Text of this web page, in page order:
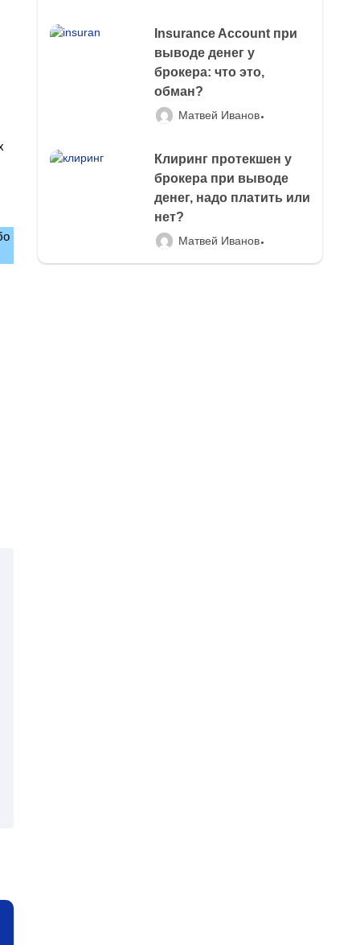
Insurance Account при
выводе денег у
брокера: что это,
обман?
Матвей Иванов
Клиринг протекшен у
брокера при выводе
денег, надо платить или
нет?
Матвей Иванов